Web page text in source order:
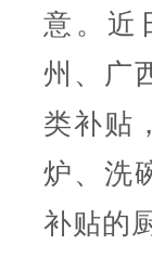
意。近
州、广
类补贴
炉、洗
补贴的